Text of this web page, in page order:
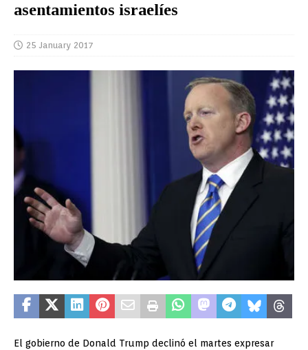
asentamientos israelíes
25 January 2017
El gobierno de Donald Trump declinó el martes expresar